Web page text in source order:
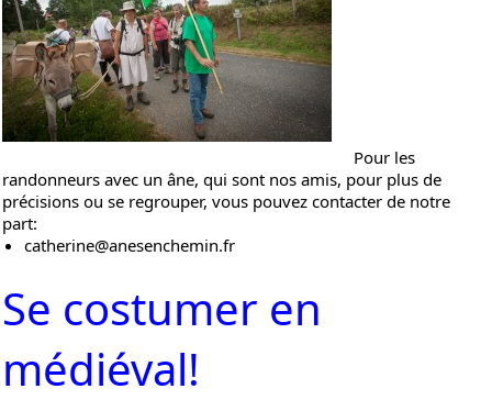
Pour les
randonneurs avec un âne, qui sont nos amis, pour plus de
précisions ou se regrouper, vous pouvez contacter de notre
part:
catherine@anesenchemin.fr
Se costumer en
médiéval!